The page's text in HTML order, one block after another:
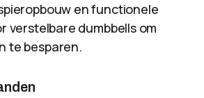
en functionele
verstelbare dumbbells om
te besparen.